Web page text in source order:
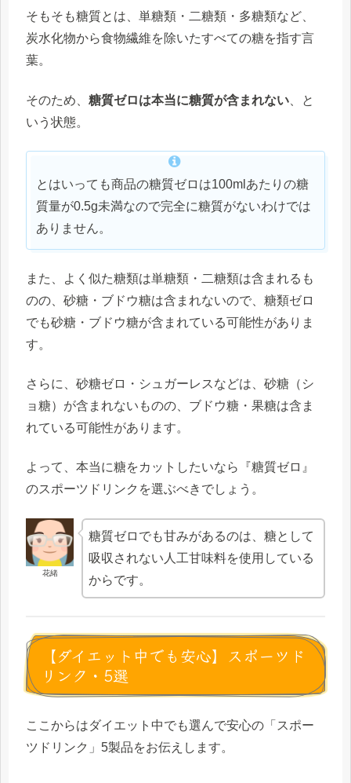
そもそも糖質とは、単糖類・二糖類・多糖類など、
炭水化物から食物繊維を除いたすべての糖を指す言
葉。
そのため、 糖質ゼロは本当に糖質が含まれない 、と
いう状態。
とはいっても商品の糖質ゼロは100mlあたりの糖
質量が0.5g未満なので完全に糖質がないわけでは
ありません。
また、よく似た糖類は単糖類・二糖類は含まれるも
のの、砂糖・ブドウ糖は含まれないので、糖類ゼロ
でも砂糖・ブドウ糖が含まれている可能性がありま
す。
さらに、砂糖ゼロ・シュガーレスなどは、砂糖（シ
ョ糖）が含まれないものの、ブドウ糖・果糖は含ま
れている可能性があります。
よって、本当に糖をカットしたいなら『糖質ゼロ』
のスポーツドリンクを選ぶべきでしょう。
花緒
糖質ゼロでも甘みがあるのは、糖として
吸収されない人工甘味料を使用している
からです。
【ダイエット中でも安心】スポーツド
リンク・5選
ここからはダイエット中でも選んで安心の「スポー
ツドリンク」5製品をお伝えします。